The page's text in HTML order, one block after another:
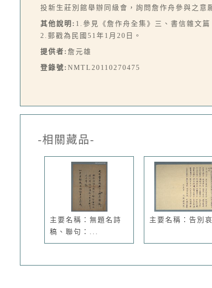
投新生莊別館舉辦同級會，詢問詹作舟參與之意
其他說明: 1.參見《詹作舟全集》三、書信雜文
2.郵戳為民國51年1月20日。
提供者: 詹元雄
登錄號: NMTL20110270475
-相關藏品-
主要名稱：無題名詩
稿、聯句：...
主要名稱：告別